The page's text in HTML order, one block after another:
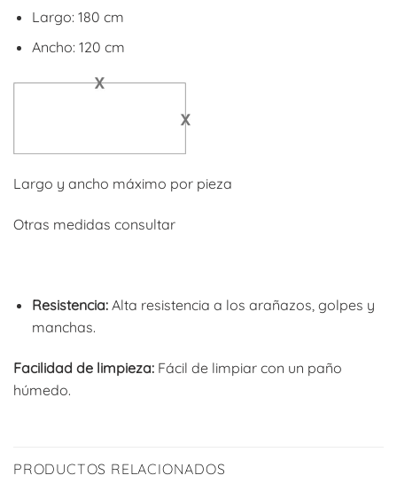
Largo: 180 cm
Ancho: 120 cm
Largo y ancho máximo por pieza
Otras medidas consultar
Resistencia:Alta resistencia a los arañazos, golpes y
manchas.
Facilidad de limpieza: Fácil de limpiar con un paño
húmedo.
PRODUCTOS RELACIONADOS